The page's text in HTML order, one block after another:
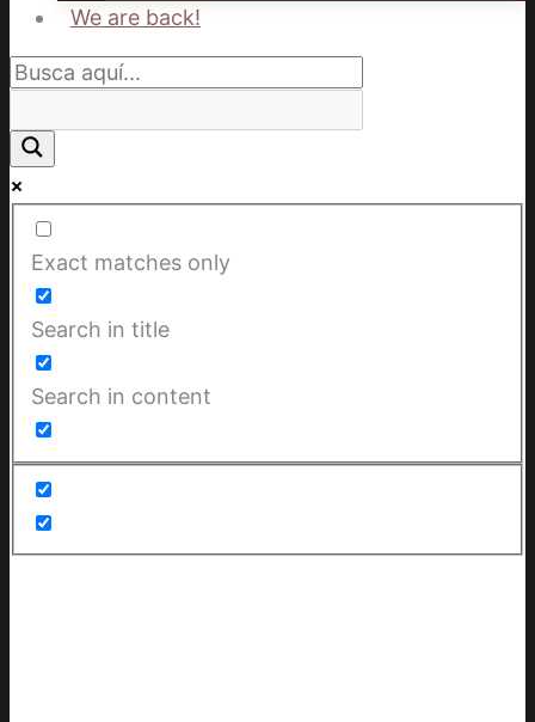
We are back!
Exact matches only
Search in title
Search in content